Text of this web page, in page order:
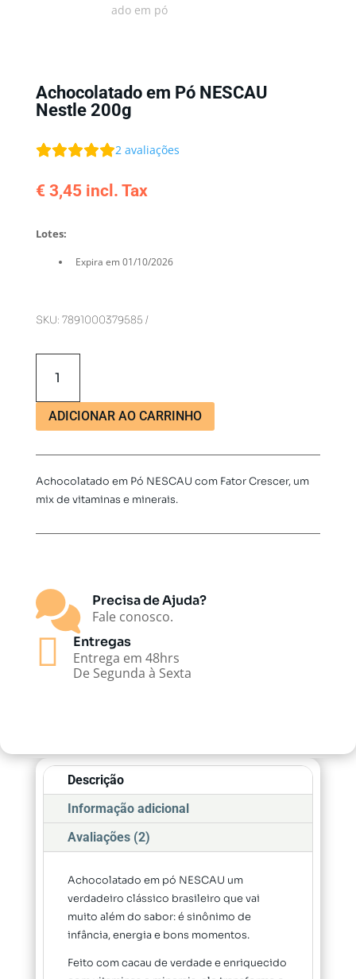
Achocolatado em Pó NESCAU
Nestle 200g
2 avaliações
€ 3,45 incl. Tax
Lotes:
Expira em 01/10/2026
SKU: 7891000379585
em
Pó
NESCAU
Nestle
200g
ADICIONAR AO CARRINHO
Achocolatado em Pó NESCAU com Fator Crescer, um
mix de vitaminas e minerais.
 Precisa de Ajuda?
Fale conosco.
 Entregas
Entrega em 48hrs
De Segunda à Sexta
Descrição
Informação adicional
Avaliações (2)
Achocolatado em pó NESCAU um
verdadeiro clássico brasileiro que vai
muito além do sabor: é sinônimo de
infância, energia e bons momentos.
Feito com cacau de verdade e enriquecido